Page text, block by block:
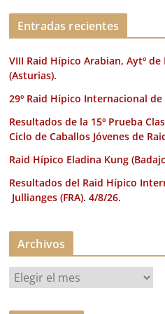
Entradas recientes
VIII Raid Hípico Arabian, Aytº de
(Asturias).
29º Raid Hípico Internacional
Resultados de la 15º Prueba
Ciclo de Caballos Jóvenes de
Raid Hípico Eladina Kung
Resultados del Raid Hípico
Jullianges (FRA). 4/8/26.
Archivos
r
c